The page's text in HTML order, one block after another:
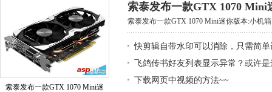
索泰发布一款GTX 1070 Mini迷
索泰发布一款GTX 1070 Mini
索泰发布一款GTX 1070 Mini迷你版本:小机
快剪辑自带水印可以消除，只需简单
飞鸽传书好友列表显示异常？或许
下载网页中视频的方法~~